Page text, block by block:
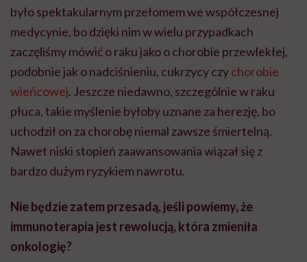
było spektakularnym przełomem we współczesnej
medycynie, bo dzięki nim w wielu przypadkach
zaczęliśmy mówić o raku jako o chorobie przewlekłej,
podobnie jak o nadciśnieniu, cukrzycy czychorobie
wieńcowej. Jeszcze niedawno, szczególnie w raku
płuca, takie myślenie byłoby uznane za herezję, bo
uchodził on za chorobę niemal zawsze śmiertelną.
Nawet niski stopień zaawansowania wiązał się z
bardzo dużym ryzykiem nawrotu.
Nie będzie zatem przesadą, jeśli powiemy, że
immunoterapia jest rewolucją, która zmieniła
onkologię?